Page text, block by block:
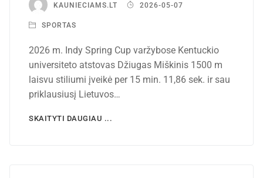
KAUNIECIAMS.LT 2026-05-07
SPORTAS
2026 m. Indy Spring Cup varžybose Kentuckio
universiteto atstovas Džiugas Miškinis 1500 m
laisvu stiliumi įveikė per 15 min. 11,86 sek. ir sau
priklausiusį Lietuvos…
SKAITYTI DAUGIAU ...